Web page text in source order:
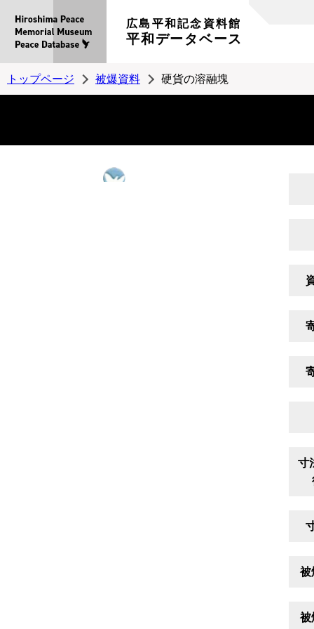
広島平和記念資料館
平和データベース
トップページ 被爆資料 硬貨の溶融塊
寸
被
被